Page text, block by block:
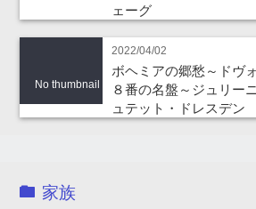
ェーグ
No thumbnail
2022/04/02
ボヘミアの郷愁～ド
８番の名盤～ジュリー
ュテット・ドレスデン
家族